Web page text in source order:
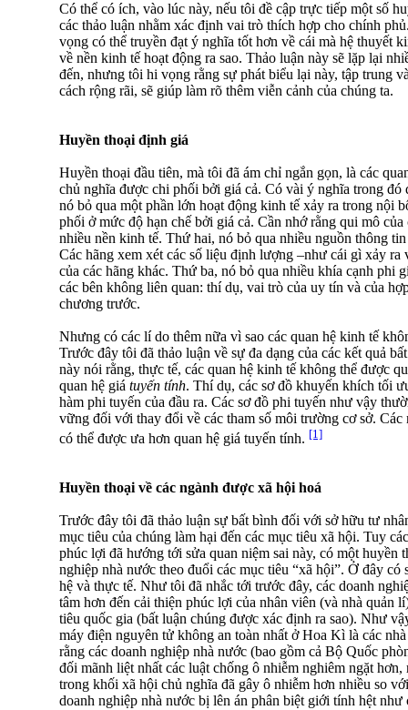
Có thể có ích, vào lúc này, nếu tôi đề cập trực tiếp một số
các thảo luận nhằm xác định vai trò thích hợp cho chính
vọng có thể truyền đạt ý nghĩa tốt hơn về cái mà hệ thuyết
về nền kinh tế hoạt động ra sao. Thảo luận này sẽ lặp lại
đến, nhưng tôi hi vọng rằng sự phát biểu lại này, tập trung
cách rộng rãi, sẽ giúp làm rõ thêm viễn cảnh của chúng ta.
Huyền thoại định giá
Huyền thoại đầu tiên, mà tôi đã ám chỉ ngắn gọn, là các
chủ nghĩa được chi phối bởi giá cả. Có vài ý nghĩa trong đó
nó bỏ qua một phần lớn hoạt động kinh tế xảy ra trong nội
phối ở mức độ hạn chế bởi giá cả. Cần nhớ rằng qui mô
nhiều nền kinh tế. Thứ hai, nó bỏ qua nhiều nguồn thông
Các hãng xem xét các số liệu định lượng –như cái gì xảy ra
của các hãng khác. Thứ ba, nó bỏ qua nhiều khía cạnh phi
các bên không liên quan: thí dụ, vai trò của uy tín và của
chương trước.
Nhưng có các lí do thêm nữa vì sao các quan hệ kinh tế
Trước đây tôi đã thảo luận về sự đa dạng của các kết quả
này nói rằng, thực tế, các quan hệ kinh tế không thể được
quan hệ giá tuyến tính. Thí dụ, các sơ đồ khuyến khích tối
hàm phi tuyến của đầu ra. Các sơ đồ phi tuyến như vậy
vững đối với thay đổi về các tham số môi trường cơ sở.
có thể được ưa hơn quan hệ giá tuyến tính. [1]
Huyền thoại về các ngành được xã hội hoá
Trước đây tôi đã thảo luận sự bất bình đối với sở hữu tư
mục tiêu của chúng làm hại đến các mục tiêu xã hội. Tuy
phúc lợi đã hướng tới sửa quan niệm sai này, có một huyền
nghiệp nhà nước theo đuổi các mục tiêu “xã hội”. Ở đây
hệ và thực tế. Như tôi đã nhắc tới trước đây, các doanh
tâm hơn đến cải thiện phúc lợi của nhân viên (và nhà quản
tiêu quốc gia (bất luận chúng được xác định ra sao). Như
máy điện nguyên tử không an toàn nhất ở Hoa Kì là các
rằng các doanh nghiệp nhà nước (bao gồm cả Bộ Quốc
đối mãnh liệt nhất các luật chống ô nhiễm nghiêm ngặt
trong khối xã hội chủ nghĩa đã gây ô nhiễm hơn nhiều so
doanh nghiệp nhà nước bị lên án phân biệt giới tính hệt như